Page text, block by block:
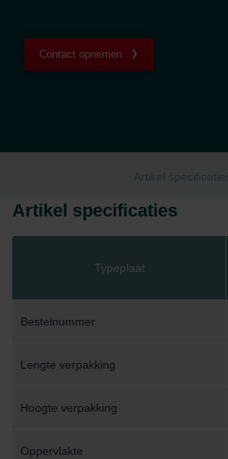
Contact opnemen
Artikel specificaties
Artikel specificaties
Typeplaat
Bestelnummer
Lengte verpakking
Hoogte verpakking
Oppervlakte